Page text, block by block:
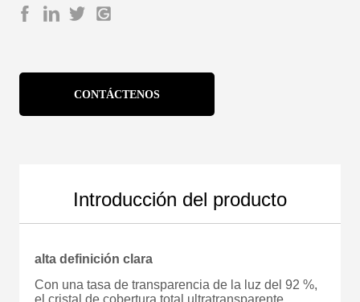
CONTÁCTENOS
Introducción del producto